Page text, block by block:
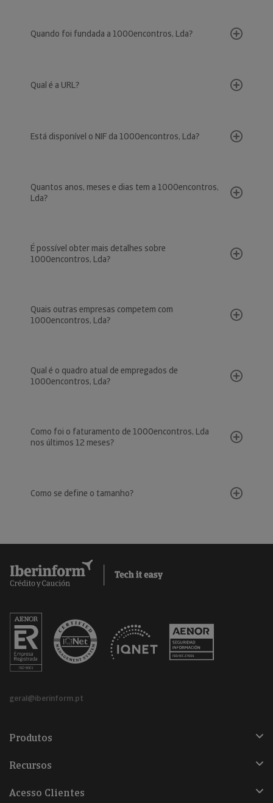
Quando foi fundada a 1000encontros, Lda?
Qual é a URL?
Está disponível o NIF da 1000encontros, Lda?
Quantos anos, meses e dias tem a 1000encontros,
Lda?
É possível obter mais detalhes sobre
1000encontros, Lda?
Quais outras empresas competem com
1000encontros, Lda?
Qual é o quadro atual de empregados de
1000encontros, Lda?
Como foi o faturamento de 1000encontros, Lda
nos últimos 12 meses?
Como se define o tamanho?
geral@iberinform.pt
Produtos
Recursos
Acesso Clientes